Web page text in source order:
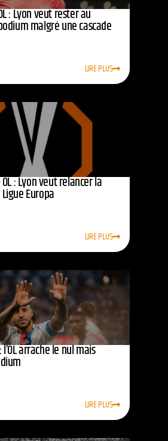
: Lyon veut rester au
malgré une cascade
LIRE PLUS
: Lyon veut relancer la
Europa
LIRE PLUS
l’OL arrache le nul mais
LIRE PLUS